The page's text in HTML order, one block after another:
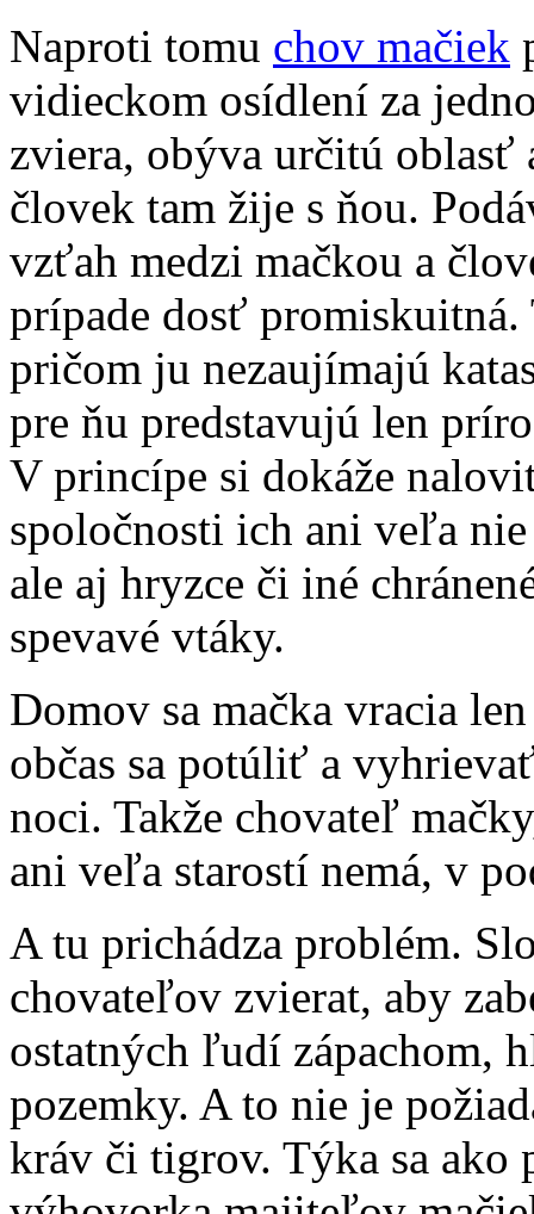
Naproti tomu chov mačiek
vidieckom osídlení za
zviera, obýva určitú oblasť
človek tam žije s ňou.
vzťah medzi mačkou a
prípade dosť
pričom ju nezaujímajú
pre ňu predstavujú len
V princípe si dokáže
spoločnosti ich ani veľa
ale aj hryzce či iné
spevavé vtáky.
Domov sa mačka vracia
občas sa potúliť a
noci. Takže chovateľ
ani veľa starostí nemá, v
A tu prichádza problém.
chovateľov zvierat, aby
ostatných ľudí zápachom,
pozemky. A to nie je
kráv či tigrov. Týka sa ako